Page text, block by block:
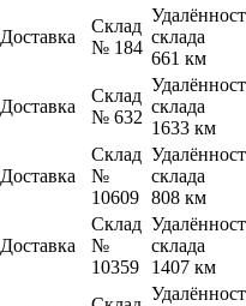
Доставка
Склад
№ 184
склада
661 км
Доставка
Склад
№ 632
склада
1633 км
Доставка
Склад
№
10609
склада
808 км
Доставка
Склад
№
10359
склада
1407 км